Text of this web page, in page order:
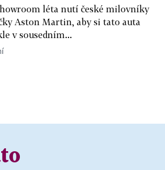
léta nutí české milovníky
Aston Martin, aby si tato auta
v sousedním...